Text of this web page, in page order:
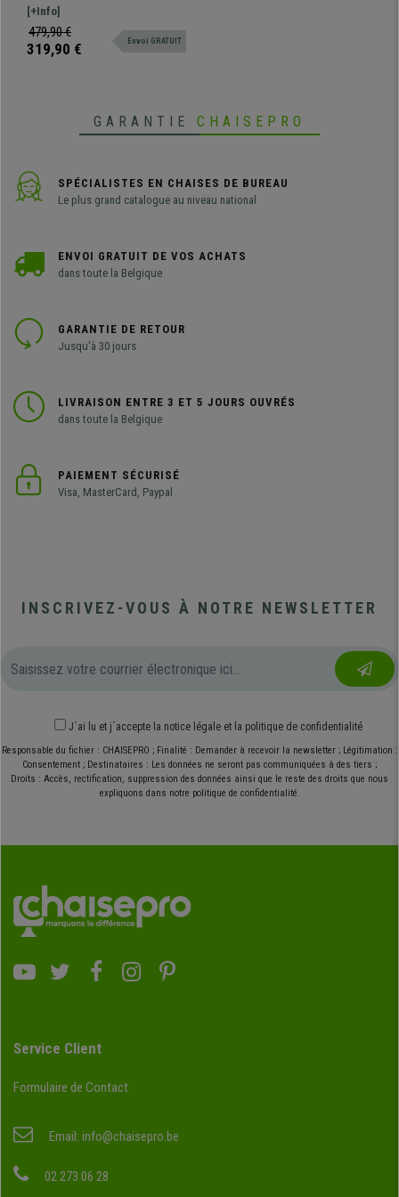
en Profondeur, Utilisation
Intensive 8h, Noir
confortable et robuste, idéale
pour une utilisation intensive de
8h. Cette chaise ergonomique se
[+Info]
479,90 €
319,90 € Envoi GRATUIT
GARANTIE CHAISEPRO
SPÉCIALISTES EN CHAISES DE BUREAU
Le plus grand catalogue au niveau national
ENVOI GRATUIT DE VOS ACHATS
dans toute la Belgique
GARANTIE DE RETOUR
Jusqu'à 30 jours
LIVRAISON ENTRE 3 ET 5 JOURS OUVRÉS
dans toute la Belgique
PAIEMENT SÉCURISÉ
Visa, MasterCard, Paypal
INSCRIVEZ-VOUS À NOTRE NEWSLETTER
J´ai lu et j´accepte la notice légale et la politique de confidentialité
Responsable du fichier : CHAISEPRO ; Finalité : Demander à recevoir la newsletter ; Légitimation :
Consentement ; Destinataires : Les données ne seront pas communiquées à des tiers ;
Droits : Accès, rectification, suppression des données ainsi que le reste des droits que nous
expliquons dans notre politique de confidentialité.
Service Client
Formulaire de Contact
Email: info@chaisepro.be
02 273 06 28